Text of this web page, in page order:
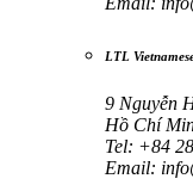
LTL
9 Nguyễn
Hồ Chí
Tel: +84
Email: